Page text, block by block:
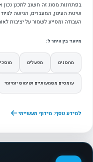
בפתרונות מסוג זה חשוב לתכנן
שיטת העיגון, המעברים, הגישה
העבודה ומסייע לשמור על יציבות
מיועד בין היתר ל:
מחסנים מפעלים
עומסים משמעותיים ושימוש יומיומי
למידע נוסף: מידוף תעשייתי